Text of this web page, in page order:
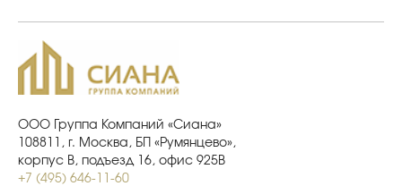
ООО Группа Компаний «Сиана»
108811, г. Москва, БП «Румянцево»,
корпус В, подъезд 16, офис 925В
+7 (495) 646-11-60